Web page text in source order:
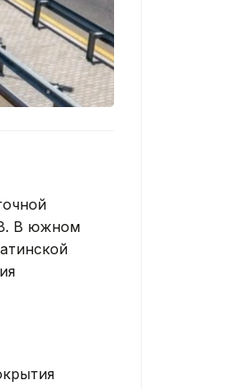
В южном